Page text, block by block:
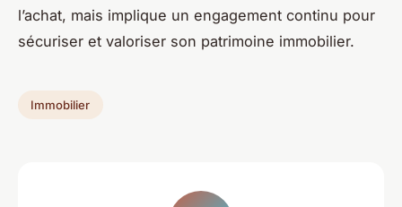
l’achat, mais implique un engagement continu pour
sécuriser et valoriser son patrimoine immobilier.
Immobilier